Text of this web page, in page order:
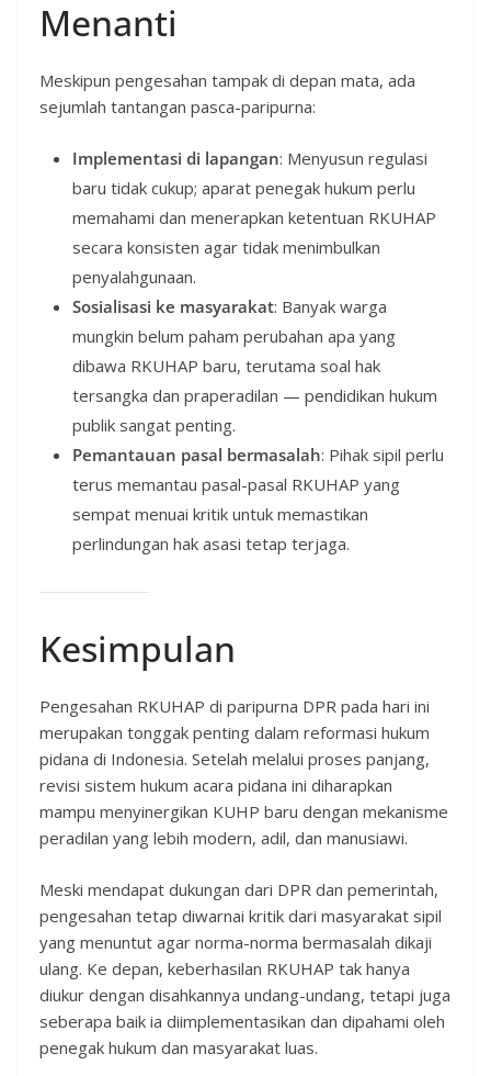
Menanti
Meskipun pengesahan tampak di depan mata, ada
sejumlah tantangan pasca-paripurna:
Implementasi di lapangan: Menyusun regulasi
baru tidak cukup; aparat penegak hukum perlu
memahami dan menerapkan ketentuan RKUHAP
secara konsisten agar tidak menimbulkan
penyalahgunaan.
Sosialisasi ke masyarakat: Banyak warga
mungkin belum paham perubahan apa yang
dibawa RKUHAP baru, terutama soal hak
tersangka dan praperadilan — pendidikan hukum
publik sangat penting.
Pemantauan pasal bermasalah: Pihak sipil perlu
terus memantau pasal-pasal RKUHAP yang
sempat menuai kritik untuk memastikan
perlindungan hak asasi tetap terjaga.
Kesimpulan
Pengesahan RKUHAP di paripurna DPR pada hari ini
merupakan tonggak penting dalam reformasi hukum
pidana di Indonesia. Setelah melalui proses panjang,
revisi sistem hukum acara pidana ini diharapkan
mampu menyinergikan KUHP baru dengan mekanisme
peradilan yang lebih modern, adil, dan manusiawi.
Meski mendapat dukungan dari DPR dan pemerintah,
pengesahan tetap diwarnai kritik dari masyarakat sipil
yang menuntut agar norma-norma bermasalah dikaji
ulang. Ke depan, keberhasilan RKUHAP tak hanya
diukur dengan disahkannya undang-undang, tetapi juga
seberapa baik ia diimplementasikan dan dipahami oleh
penegak hukum dan masyarakat luas.